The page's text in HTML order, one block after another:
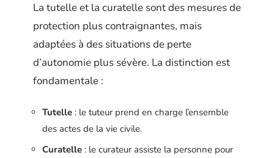
La tutelle et la curatelle sont des mesures de
protection plus contraignantes, mais
adaptées à des situations de perte
d’autonomie plus sévère. La distinction est
fondamentale :
Tutelle : le tuteur prend en charge l’ensemble
des actes de la vie civile.
Curatelle : le curateur assiste la personne pour